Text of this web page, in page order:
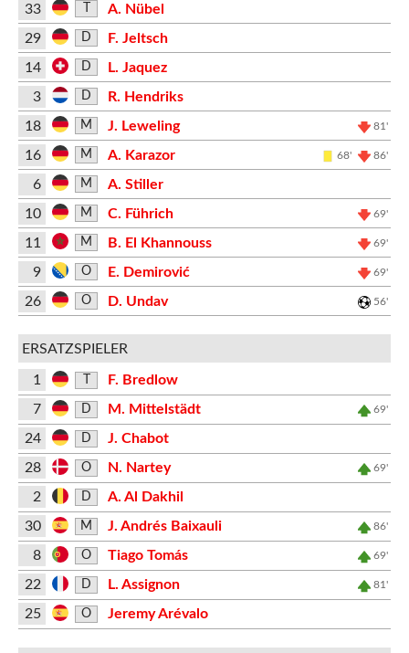
33
A. Nübel
29
D
F. Jeltsch
14
D
L. Jaquez
3
D
R. Hendriks
18
M J. Leweling 81'
16 M A. Karazor 68' 86'
6 M
A. Stiller
10
M C. Führich 69'
11 M B. El Khannouss 69'
9 O E. Demirović 69'
26 O D. Undav 56'
ERSATZSPIELER
1
F. Bredlow
7
D M. Mittelstädt 69'
24 D
J. Chabot
28
O N. Nartey 69'
2 D
A. Al Dakhil
30
M J. Andrés Baixauli 86'
8 O Tiago Tomás 69'
22 D L. Assignon 81'
25 O Jeremy Arévalo